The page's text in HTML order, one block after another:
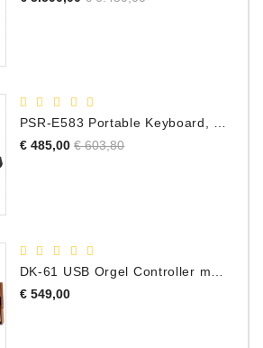
PSR-E583 Portable Keyboard, 61 Toetsen
€ 485,00 Normale
€ 603,80Prijs
€ 549,00Prijs